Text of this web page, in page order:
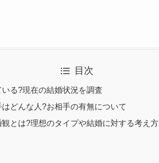
目次
る?現在の結婚状況を調査
どんな人?お相手の有無について
とは?理想のタイプや結婚に対する考え方